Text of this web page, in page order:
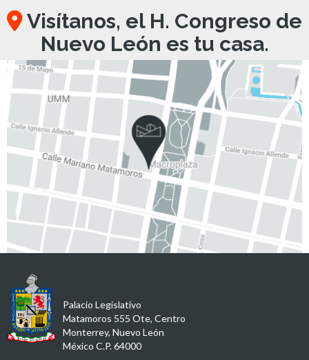
Visítanos, el H. Congreso de
Nuevo León es tu casa.
Palacio Legislativo
Matamoros 555 Ote, Centro
Monterrey, Nuevo León
México C.P. 64000